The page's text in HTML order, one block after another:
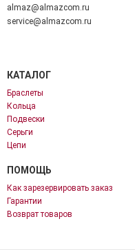
almaz@almazcom.ru
service@almazcom.ru
КАТАЛОГ
Браслеты
Кольца
Подвески
Серьги
Цепи
ПОМОЩЬ
Как зарезервировать заказ
Гарантии
Возврат товаров